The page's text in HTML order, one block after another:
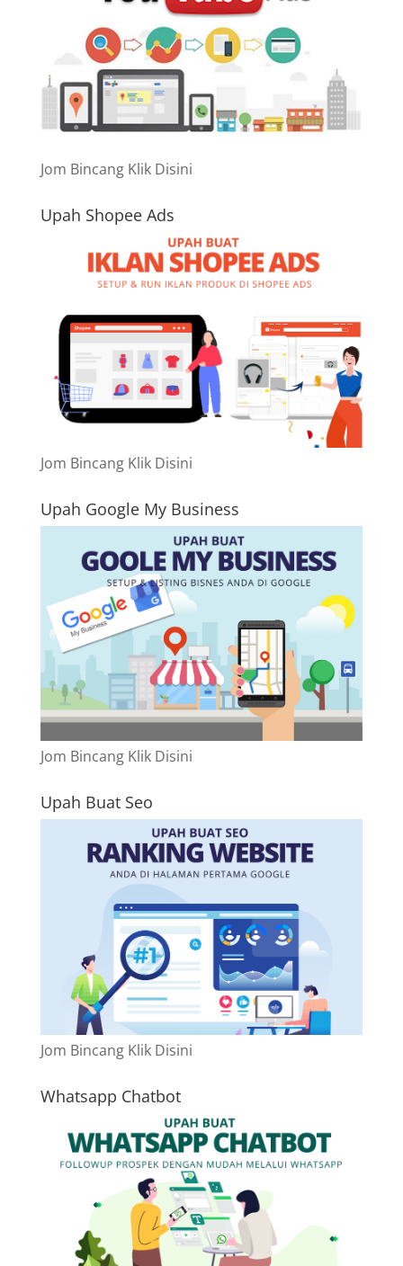
Jom Bincang Klik Disini
Upah Shopee Ads
Jom Bincang Klik Disini
Upah Google My Business
Jom Bincang Klik Disini
Upah Buat Seo
Jom Bincang Klik Disini
Whatsapp Chatbot